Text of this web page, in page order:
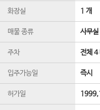
화장실 1 개
매물 종류 사무실
주차 전체 4
입주가능일 즉시
허가일